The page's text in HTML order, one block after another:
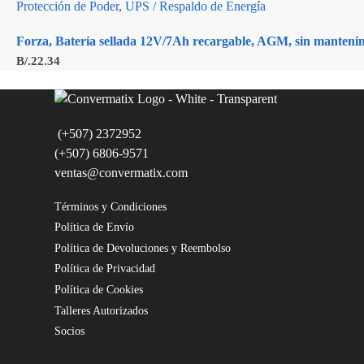
Protección de Poder, UPS / Respaldo de Energía
Forza, Batería sellada 12V/7Ah recargable, AGM, sin
B/.22.34
(+507) 2372952
(+507) 6806-9571
ventas@convermatix.com
Términos y Condiciones
Política de Envío
Política de Devoluciones y Reembolso
Política de Privacidad
Política de Cookies
Talleres Autorizados
Socios